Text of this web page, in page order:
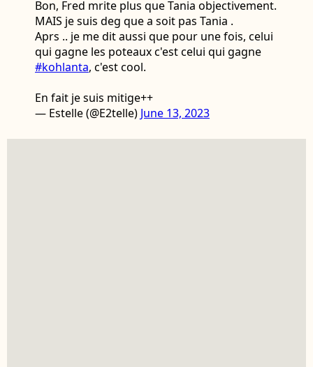
Bon, Fred mrite plus que Tania objectivement.
MAIS je suis deg que a soit pas Tania .
Aprs .. je me dit aussi que pour une fois, celui
qui gagne les poteaux c'est celui qui gagne
#kohlanta, c'est cool.
En fait je suis mitige++
— Estelle (@E2telle) June 13, 2023